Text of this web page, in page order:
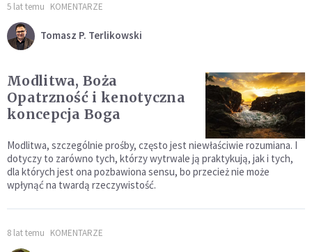
5 lat temu KOMENTARZE
Tomasz P. Terlikowski
Modlitwa, Boża
Opatrzność i kenotyczna
koncepcja Boga
Modlitwa, szczególnie prośby, często jest niewłaściwie rozumiana. I
dotyczy to zarówno tych, którzy wytrwale ją praktykują, jak i tych,
dla których jest ona pozbawiona sensu, bo przecież nie może
wpłynąć na twardą rzeczywistość.
8 lat temu KOMENTARZE